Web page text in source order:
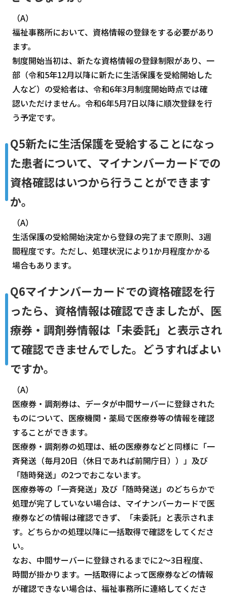
（A）
福祉事務所において、資格情報の登録をする必要があり
ます。
制度開始当初は、新たな資格情報の登録制限があり、一
部（令和5年12月以降に新たに生活保護を受給開始した
人など）の受給者は、令和6年3月制度開始時点では確
認いただけません。令和6年5月7日以降に順次登録を行
う予定です。
Q5新たに生活保護を受給することになっ
た患者について、マイナンバーカードでの
資格確認はいつから行うことができます
か。
（A）
生活保護の受給開始決定から登録の完了まで原則、3週
間程度です。ただし、処理状況により1か月程度かかる
場合もあります。
Q6マイナンバーカードでの資格確認を行
ったら、資格情報は確認できましたが、医
療券・調剤券情報は「未委託」と表示され
て確認できませんでした。どうすればよい
ですか。
（A）
医療券・調剤券は、データが中間サーバーに登録された
ものについて、医療機関・薬局で医療券等の情報を確認
することができます。
医療券・調剤券の処理は、紙の医療券などと同様に「一
斉発送（毎月20日（休日であれば前開庁日））」及び
「随時発送」の2つでおこないます。
医療券等の「一斉発送」及び「随時発送」のどちらかで
処理が完了していない場合は、マイナンバーカードで医
療券などの情報は確認できず、「未委託」と表示されま
す。どちらかの処理以降に一括取得で確認をしてくださ
い。
なお、中間サーバーに登録されるまでに2～3日程度、
時間が掛かります。一括取得によって医療券などの情報
が確認できない場合は、福祉事務所に連絡してくださ